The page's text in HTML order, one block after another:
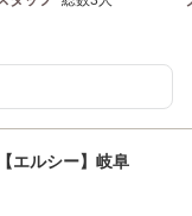
エルシー】岐阜